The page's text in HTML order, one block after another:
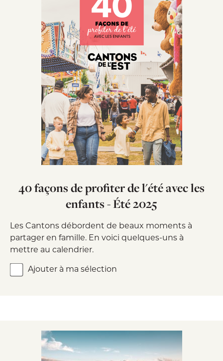
40 façons de profiter de l'été avec les
enfants - Été 2025
Les Cantons débordent de beaux moments à
partager en famille. En voici quelques-uns à
mettre au calendrier.
Ajouter à ma sélection